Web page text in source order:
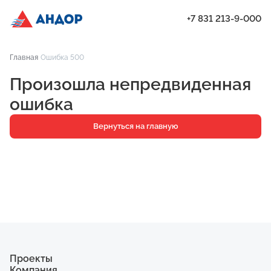
Проекты
Квартиры
Паркинг
Кладовые
+7 831 213-9-000
Главная Ошибка 500
Произошла непредвиденная
ошибка
Вернуться на главную
Проекты